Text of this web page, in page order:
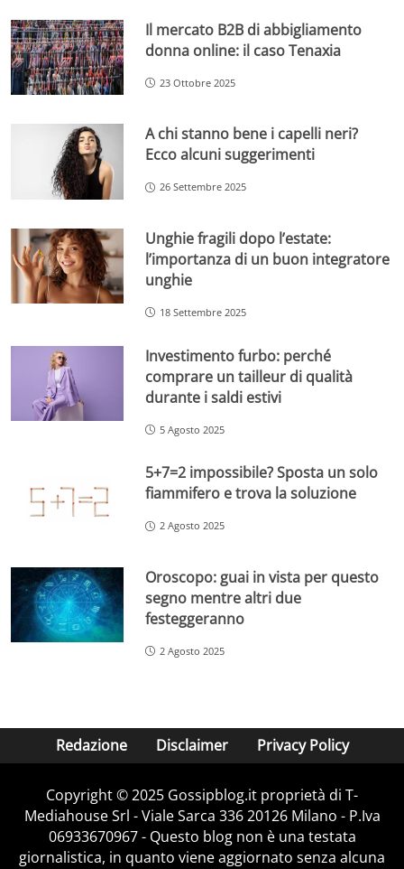
Il mercato B2B di abbigliamento
donna online: il caso Tenaxia
23 Ottobre 2025
A chi stanno bene i capelli neri?
Ecco alcuni suggerimenti
26 Settembre 2025
Unghie fragili dopo l’estate:
l’importanza di un buon integratore
unghie
18 Settembre 2025
Investimento furbo: perché
comprare un tailleur di qualità
durante i saldi estivi
5 Agosto 2025
5+7=2 impossibile? Sposta un solo
fiammifero e trova la soluzione
2 Agosto 2025
Oroscopo: guai in vista per questo
segno mentre altri due
festeggeranno
2 Agosto 2025
Redazione Disclaimer Privacy Policy
Copyright © 2025 Gossipblog.it proprietà di T-
Mediahouse Srl - Viale Sarca 336 20126 Milano - P.Iva
06933670967 - Questo blog non è una testata
giornalistica, in quanto viene aggiornato senza alcuna